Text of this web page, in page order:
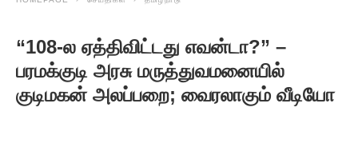
“108-ல ஏத்திவிட்டது எவன்டா?” –
பரமக்குடி அரசு மருத்துவமனையில்
குடிமகன் அலப்பறை; வைரலாகும் வீடியோ